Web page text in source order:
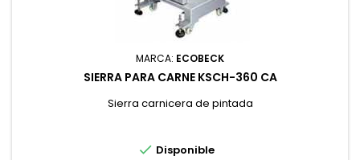
MARCA: ECOBECK
SIERRA PARA CARNE KSCH-360 CA
Sierra carnicera de pintada
 Disponible